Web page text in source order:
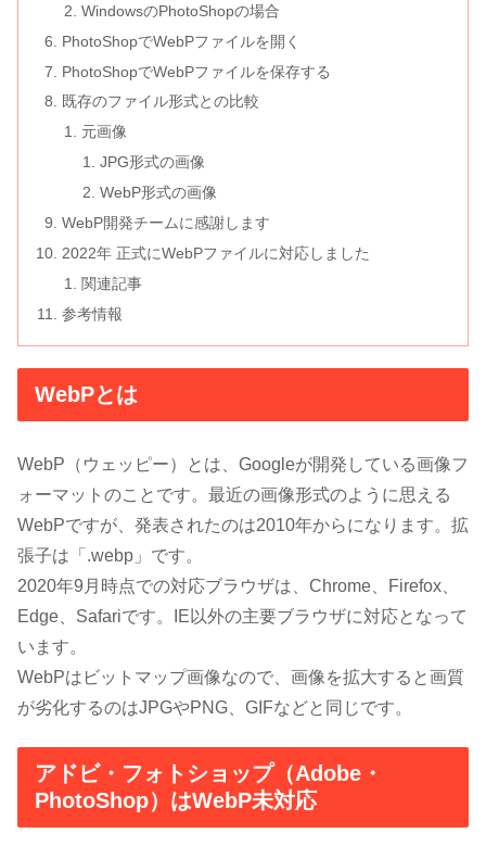
WindowsのPhotoShopの場合
PhotoShopでWebPファイルを開く
PhotoShopでWebPファイルを保存する
既存のファイル形式との比較
元画像
JPG形式の画像
WebP形式の画像
WebP開発チームに感謝します
2022年 正式にWebPファイルに対応しました
関連記事
参考情報
WebPとは
WebP（ウェッピー）とは、Googleが開発している画像フ
ォーマットのことです。最近の画像形式のように思える
WebPですが、発表されたのは2010年からになります。拡
張子は「.webp」です。
2020年9月時点での対応ブラウザは、Chrome、Firefox、
Edge、Safariです。IE以外の主要ブラウザに対応となって
います。
WebPはビットマップ画像なので、画像を拡大すると画質
が劣化するのはJPGやPNG、GIFなどと同じです。
アドビ・フォトショップ（Adobe・
PhotoShop）はWebP未対応